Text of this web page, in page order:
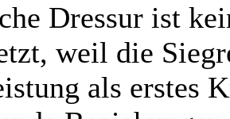
Dressur ist
weil die
als erstes